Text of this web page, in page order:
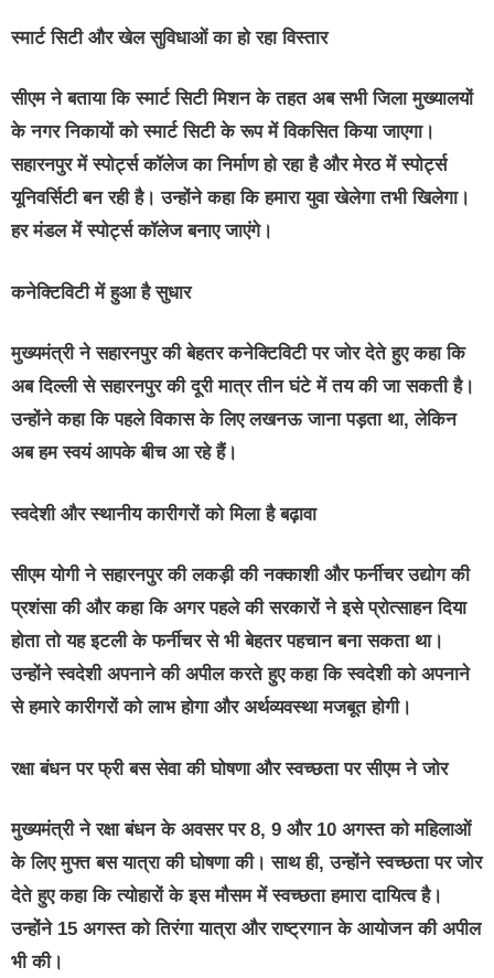
स्मार्ट सिटी और खेल सुविधाओं का हो रहा विस्तार
सीएम ने बताया कि स्मार्ट सिटी मिशन के तहत अब सभी जिला मुख्यालयों
के नगर निकायों को स्मार्ट सिटी के रूप में विकसित किया जाएगा।
सहारनपुर में स्पोर्ट्स कॉलेज का निर्माण हो रहा है और मेरठ में स्पोर्ट्स
यूनिवर्सिटी बन रही है। उन्होंने कहा कि हमारा युवा खेलेगा तभी खिलेगा।
हर मंडल में स्पोर्ट्स कॉलेज बनाए जाएंगे।
कनेक्टिविटी में हुआ है सुधार
मुख्यमंत्री ने सहारनपुर की बेहतर कनेक्टिविटी पर जोर देते हुए कहा कि
अब दिल्ली से सहारनपुर की दूरी मात्र तीन घंटे में तय की जा सकती है।
उन्होंने कहा कि पहले विकास के लिए लखनऊ जाना पड़ता था, लेकिन
अब हम स्वयं आपके बीच आ रहे हैं।
स्वदेशी और स्थानीय कारीगरों को मिला है बढ़ावा
सीएम योगी ने सहारनपुर की लकड़ी की नक्काशी और फर्नीचर उद्योग की
प्रशंसा की और कहा कि अगर पहले की सरकारों ने इसे प्रोत्साहन दिया
होता तो यह इटली के फर्नीचर से भी बेहतर पहचान बना सकता था।
उन्होंने स्वदेशी अपनाने की अपील करते हुए कहा कि स्वदेशी को अपनाने
से हमारे कारीगरों को लाभ होगा और अर्थव्यवस्था मजबूत होगी।
रक्षा बंधन पर फ्री बस सेवा की घोषणा और स्वच्छता पर सीएम ने जोर
मुख्यमंत्री ने रक्षा बंधन के अवसर पर 8, 9 और 10 अगस्त को महिलाओं
के लिए मुफ्त बस यात्रा की घोषणा की। साथ ही, उन्होंने स्वच्छता पर जोर
देते हुए कहा कि त्योहारों के इस मौसम में स्वच्छता हमारा दायित्व है।
उन्होंने 15 अगस्त को तिरंगा यात्रा और राष्ट्रगान के आयोजन की अपील
भी की।